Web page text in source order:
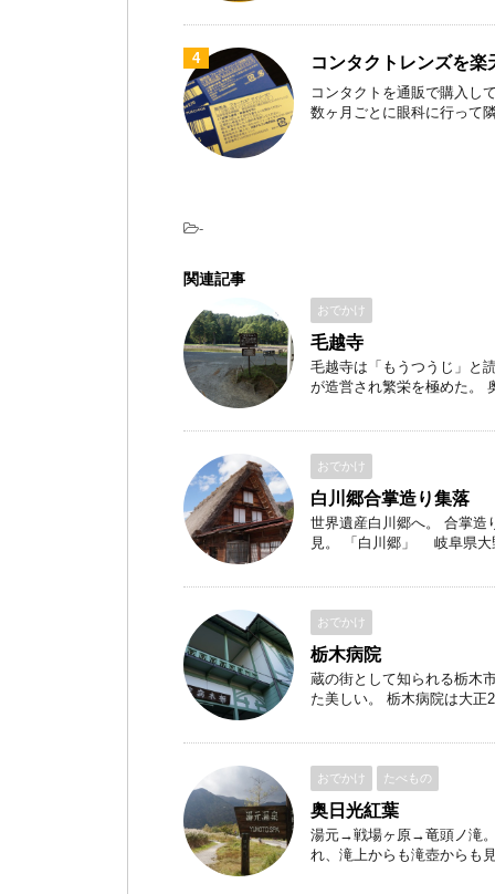
4 コンタクトレンズを楽
コンタクトを通販で購入し
数ヶ月ごとに眼科に行って
-
関連記事
おでかけ
毛越寺
毛越寺は「もうつうじ」と
が造営され繁栄を極めた。
おでかけ
白川郷合掌造り集落
世界遺産白川郷へ。 合掌造
見。 「白川郷」 岐阜県大
おでかけ
栃木病院
蔵の街として知られる栃木
た美しい。 栃木病院は大正
おでかけ たべもの
奥日光紅葉
湯元→戦場ヶ原→竜頭ノ滝。
れ、滝上からも滝壺からも